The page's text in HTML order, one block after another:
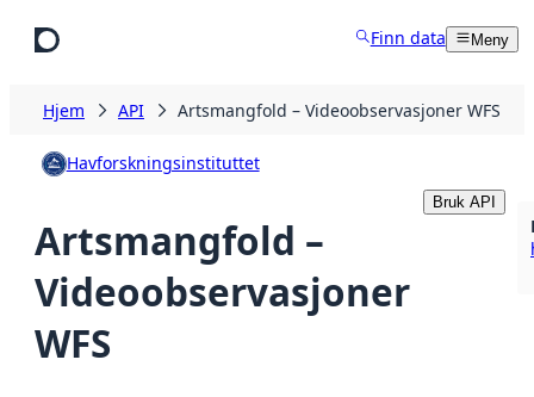
Finn data Meny
Hjem API Artsmangfold – Videoobservasjoner WFS
Havforskningsinstituttet
Artsmangfold –
Videoobservasjoner
WFS
Bruk API